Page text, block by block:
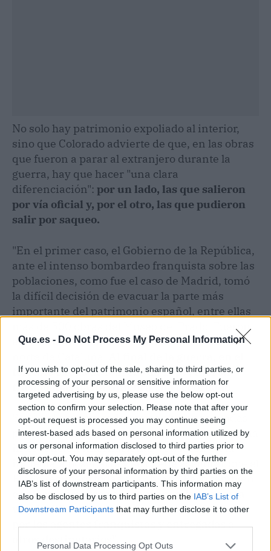
Que.es - Do Not Process My Personal Information
If you wish to opt-out of the sale, sharing to third parties, or
processing of your personal or sensitive information for
targeted advertising by us, please use the below opt-out
section to confirm your selection. Please note that after your
opt-out request is processed you may continue seeing
interest-based ads based on personal information utilized by
us or personal information disclosed to third parties prior to
your opt-out. You may separately opt-out of the further
disclosure of your personal information by third parties on the
IAB’s list of downstream participants. This information may
also be disclosed by us to third parties on the IAB’s List of
Downstream Participants that may further disclose it to other
Personal Data Processing Opt Outs
No solo hay patrimonio expoliado al interior,
sino que Colorado advierte de que, en las obras
que fueron a parar al extranjero durante la
guerra, hay que hacer "una clara
diferenciación": por un lado, las que salieron
por vía oficial y, por el otro, las que pudieron
salir por saqueo.
"En el primer caso, el Gobierno de la República,
ante el intenso bombardeo franquista sobre las
poblaciones, como fue el caso de Madrid, tomó
la difícil decisión de evacuar la parte más
importante del patrimonio español, entre ellas
más de 500 obras del Museo del Prado. Fueron
evacuadas a Valencia, de allí a Barcelona y al
terrible éxodo de febrero de 1939, fueron
trasladadas hasta Ginebra", ha recordado.
Según el experto, todas estas obras evacuadas
por decisión republicana, y gracias también a la
intervención internacional, volvieron en la
inmediata posguerra y se puede asegurar que el
Prado recuperó todas sus obras. "Pero también
es cierto que otras obras evacuadas por esta
vía, de diferentes orígenes, fueron desviadas
por los agentes franquistas y entregadas a
otros destinatarios".